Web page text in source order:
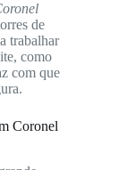
de
trabalhar
como
com que
Coronel